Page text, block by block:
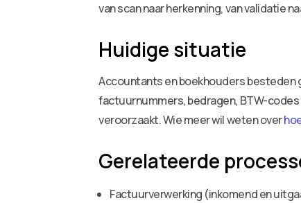
van scan naar herkenning, van validatie
Huidige situatie
Accountants en boekhouders besteden
factuurnummers, bedragen, BTW-
veroorzaakt. Wie meer wil weten over
Gerelateerde
Factuurverwerking (inkomend en